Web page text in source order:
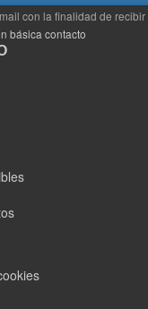
con la finalidad de recibir
básica contacto